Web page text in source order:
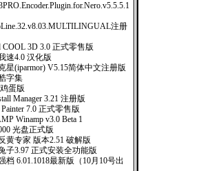
注册
COOL 3D 3.0 正式零售版
速4.0 汉化版
星(iparmor) V5.15简体中文注册版
字集
蛋版
Manager 3.21 注册版
Painter 7.0 正式零售版
Winamp v3.0 Beta 1
光盘正式版
黄专家 版本2.51 破解版
子3.97 正式安装全功能版
档 6.01.1018最新版（10月10号出